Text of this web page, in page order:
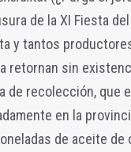
de la XI Fiesta
y tantos
retornan sin
de recolección, que
en la
de aceite de